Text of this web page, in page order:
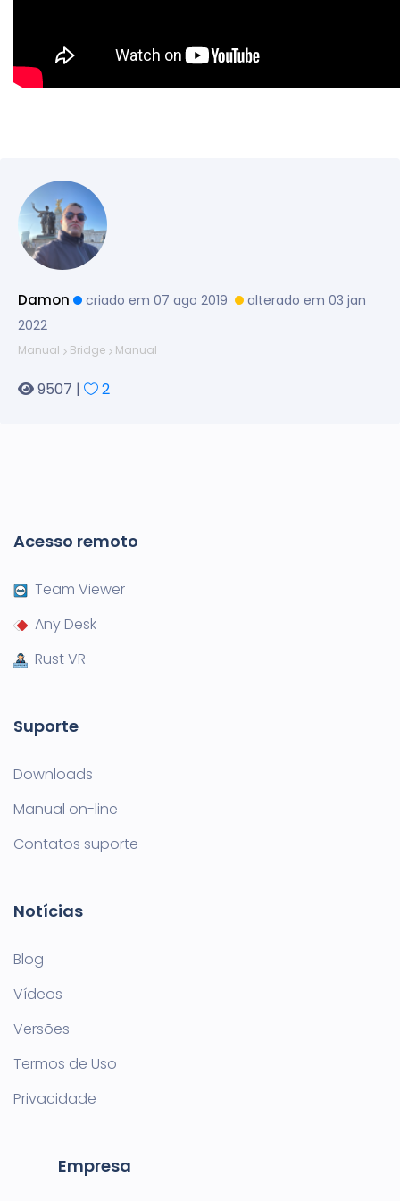
Damon criado em 07 ago 2019
alterado em 03 jan
2022
Manual Bridge Manual
9507 | 2
Acesso remoto
Team Viewer
Any Desk
Rust VR
Suporte
Downloads
Manual on-line
Contatos suporte
Notícias
Blog
Vídeos
Versões
Termos de Uso
Privacidade
Empresa